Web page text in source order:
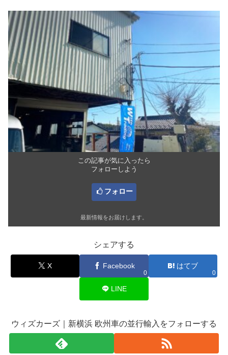
この記事が気に入ったら
フォローしよう
フォロー
最新情報をお届けします。
シェアする
X Facebook
0
はてブ
0
LINE
ウィズカーズ｜新横浜 欧州車の並行輸入をフォローする